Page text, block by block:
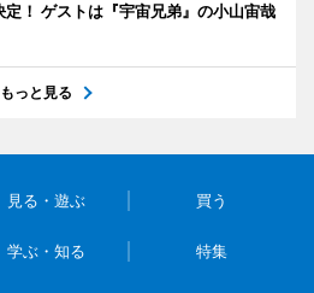
！ ゲストは『宇宙兄弟』の小山宙哉
もっと見る
見る・遊ぶ 買う
学ぶ・知る 特集